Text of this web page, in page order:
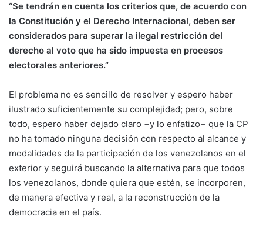
“Se tendrán en cuenta los criterios que, de acuerdo con
la Constitución y el Derecho Internacional, deben ser
considerados para superar la ilegal restricción del
derecho al voto que ha sido impuesta en procesos
electorales anteriores.”
El problema no es sencillo de resolver y espero haber
ilustrado suficientemente su complejidad; pero, sobre
todo, espero haber dejado claro −y lo enfatizo− que la CP
no ha tomado ninguna decisión con respecto al alcance y
modalidades de la participación de los venezolanos en el
exterior y seguirá buscando la alternativa para que todos
los venezolanos, donde quiera que estén, se incorporen,
de manera efectiva y real, a la reconstrucción de la
democracia en el país.